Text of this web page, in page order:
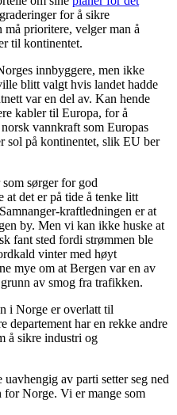
for å sikre
prioritere, velger man å
til kontinentet.
innbyggere, men ikke
blitt valgt hvis landet hadde
var en del av. Kan hende
kabler til Europa, for å
vannkraft som Europas
sol på kontinentet, slik EU ber
sørger for god
at det er på tide å tenke litt
kraftledningen er at
by. Men vi kan ikke huske at
fant sted fordi strømmen ble
vinter med høyt
mye om at Bergen var en av
av smog fra trafikken.
i Norge er overlatt til
departement har en rekke andre
å sikre industri og
av parti setter seg ned
Norge. Vi er mange som